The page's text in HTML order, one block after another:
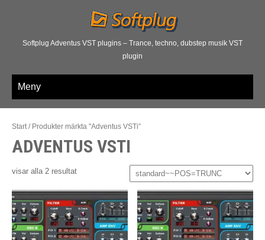
Softplug Adventus VST plugins – Trance, techno, dubstep musik VST
plugin
Meny
Start/ Produkter märkta "Adventus VSTi”
ADVENTUS VSTI
visar alla 2 resultat